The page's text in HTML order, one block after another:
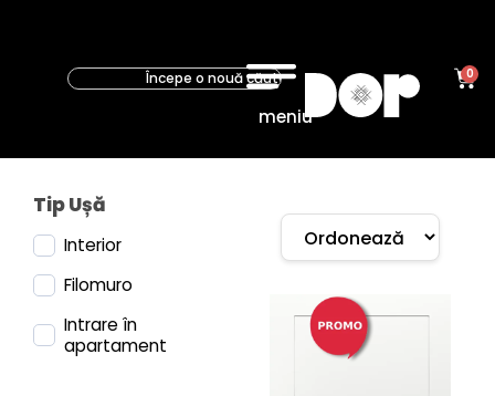
meniu
0
Tip Ușă
Interior
Filomuro
Intrare în
apartament